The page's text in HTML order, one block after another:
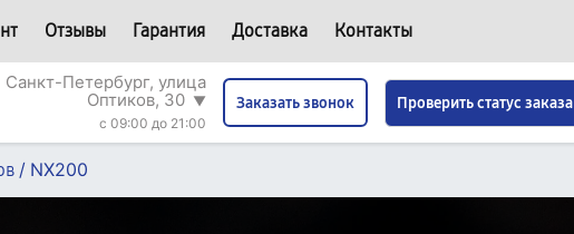
Отзывы Гарантия Доставка Контакты
Санкт-Петербург, улица
Оптиков, 30 ▼
c 09:00 до 21:00
Заказать звонок Проверить статус заказа
/ NX200